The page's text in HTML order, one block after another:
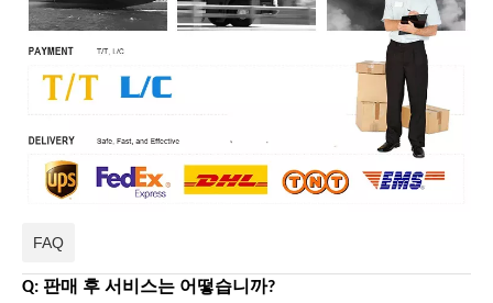
FAQ
Q: 판매 후 서비스는 어떻습니까?